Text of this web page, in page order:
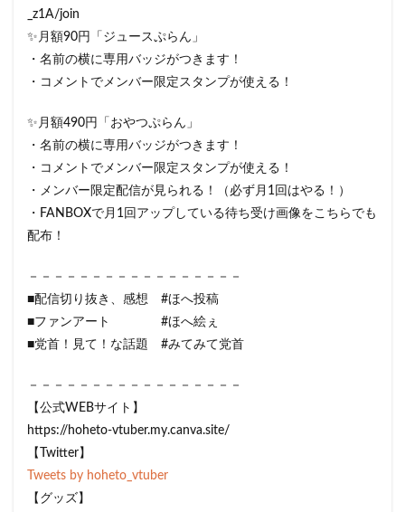
_z1A/join
✨月額90円「ジュースぷらん」
・名前の横に専用バッジがつきます！
・コメントでメンバー限定スタンプが使える！
✨月額490円「おやつぷらん」
・名前の横に専用バッジがつきます！
・コメントでメンバー限定スタンプが使える！
・メンバー限定配信が見られる！（必ず月1回はやる！）
・FANBOXで月1回アップしている待ち受け画像をこちらでも
配布！
－－－－－－－－－－－－－－－－－
■配信切り抜き、感想 #ほへ投稿
■ファンアート #ほへ絵ぇ
■党首！見て！な話題 #みてみて党首
－－－－－－－－－－－－－－－－－
【公式WEBサイト】
https://hoheto-vtuber.my.canva.site/
【Twitter】
Tweets by hoheto_vtuber
【グッズ】